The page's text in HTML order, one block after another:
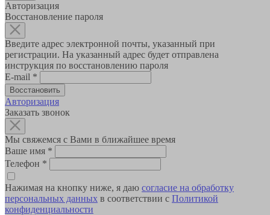
Авторизация
Восстановление пароля
Введите адрес электронной почты, указанный при
регистрации. На указанный адрес будет отправлена
инструкция по восстановлению пароля
E-mail *
Авторизация
Заказать звонок
Мы свяжемся с Вами в ближайшее время
Ваше имя *
Телефон *
Нажимая на кнопку ниже, я даю согласие на обработку
персональных данных в соответствии с Политикой
конфиденциальности